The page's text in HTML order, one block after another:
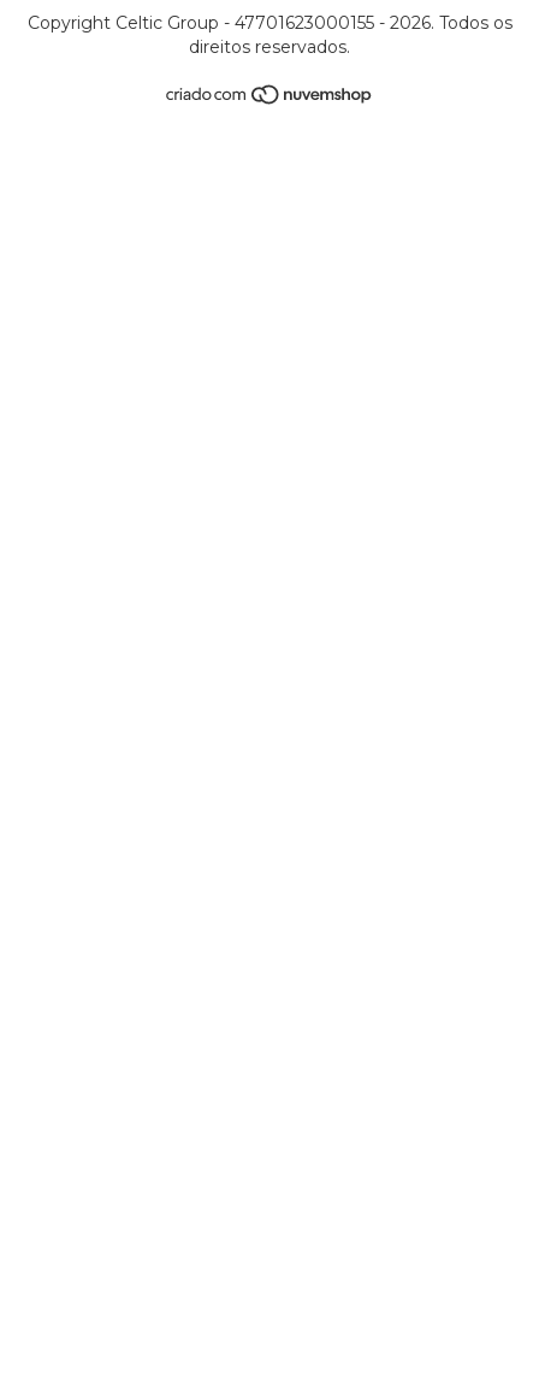
Copyright Celtic Group - 47701623000155 - 2026. Todos os
direitos reservados.